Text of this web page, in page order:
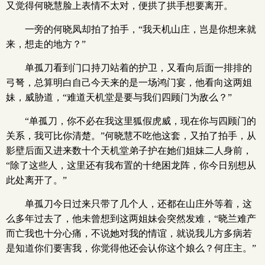
又觉得何晓慧脸上表情不太对，便拱了拱手想要离开。
一旁的何晓凤却拍了拍手，“我天机山庄，岂是你想来就
来，想走的地方？”
单孤刀看到门口持刀站着的护卫，又看向后面一排排的
弓弩，总算明白自己今天来的是一场鸿门宴，他看向这两姐
妹，威胁道，“难道天机堂是要与我们四顾门为敌么？”
“单孤刀，你不必在我这里狐假虎威，现在你与四顾门的
关系，我可比你清楚。”何晓慧不吃他这套，又拍了拍手，从
影壁后面又进来数十个天机堂弟子护在她们姐妹二人身前，
“除了这些人，这里还有我布置的十绝困龙阵，你今日别想从
此处离开了。”
单孤刀今日过来只带了几个人，还都在山庄外等着，这
么多年过去了，他未曾想到这两姐妹会突然发难，“晓兰难产
而亡我也十分心痛，不说她对我的情谊，就说我儿方多病若
是知道你们要害我，你觉得他还会认你这个娘么？何庄主。”